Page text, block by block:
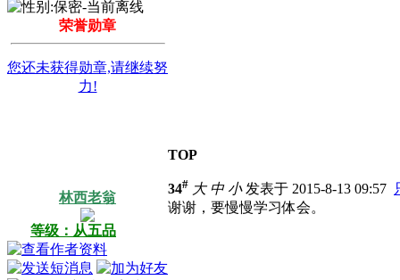
荣誉勋章
您还未获得勋章,请继续努
力!
TOP
林西老翁
等级：从五品
34# 大 中 小发表于 2015-8-13 09:57
谢谢，要慢慢学习体会。